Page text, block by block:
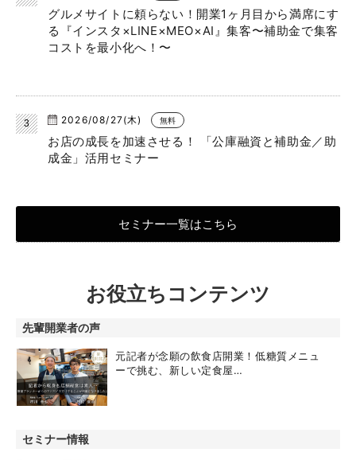
グルメサイトに頼らない！開業1ヶ月目から満席にす
る『インスタ×LINE×MEO×AI』集客〜補助金で集客
コストを最小化へ！〜
2026/08/27(木) 無料
お店の成長を加速させる！ 「公庫融資と補助金／助
成金」活用セミナー
セミナー一覧はこちら
お役立ちコンテンツ
先輩開業者の声
元記者が念願の飲食店開業！低糖質メニュ
ーで挑む、新しい定食屋…
セミナー情報